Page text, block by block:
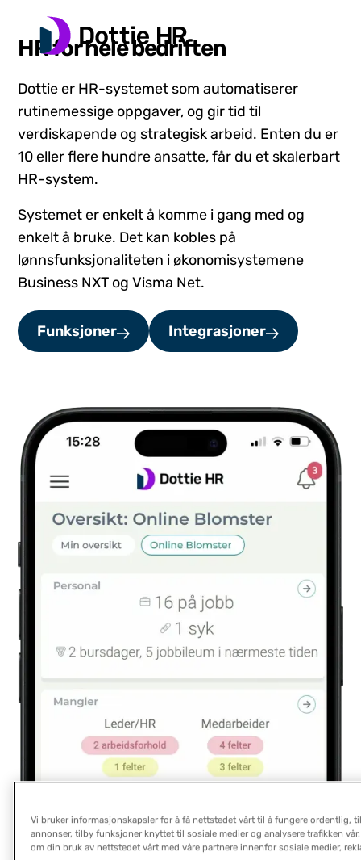
HR for hele bedriften
Dottie er HR-systemet som automatiserer
rutinemessige oppgaver, og gir tid til
verdiskapende og strategisk arbeid. Enten du er
10 eller flere hundre ansatte, får du et skalerbart
HR-system.
Systemet er enkelt å komme i gang med og
enkelt å bruke. Det kan kobles på
lønnsfunksjonaliteten i økonomisystemene
Business NXT og Visma Net.
Funksjoner Integrasjoner
Vi bruker informasjonskapsler for å få nettstedet vårt til å fungere ordentlig,
annonser, tilby funksjoner knyttet til sosiale medier og analysere trafikken
om din bruk av nettstedet vårt med våre partnere innenfor sosiale medier,